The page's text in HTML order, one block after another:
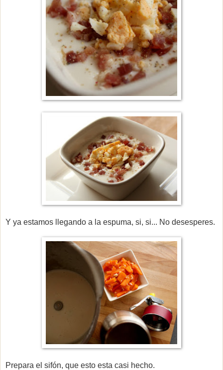
Y ya estamos llegando a la espuma, si, si... No desesperes.
Prepara el sifón, que esto esta casi hecho.